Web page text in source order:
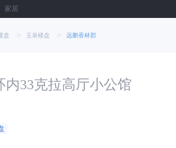
家居
盘 > 玉泉楼盘 > 远鹏香林郡
内33克拉高厅小公馆